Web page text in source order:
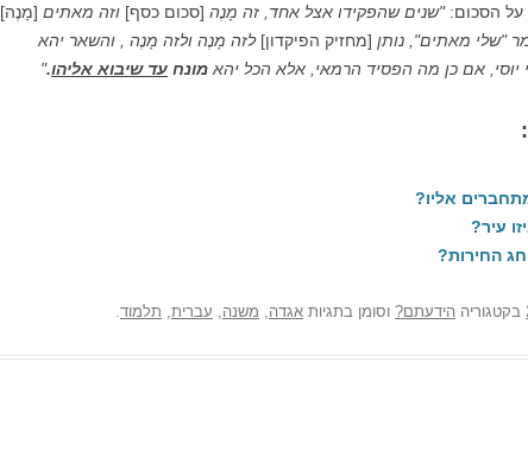
על הסכום:"שנים שהפקידו אצל אחד, זה מָנֶה [סכום כסף] וזה מאתים [מָנֶה]
"שלי מאתים", נותן [מחזיק הפיקדון] לזה מָנֶה ולזה מָנֶה , והשאר יהא
יוסי, אם כן מה הפסיד הרמאי, אלא הכל יהא מונח עד שיבוא אליהו.
"
אליו?
עיר?
החירות?
בקטגוריה הידעתם? וסומן בתגיות אגדה, משנה, עברית, תלמוד.